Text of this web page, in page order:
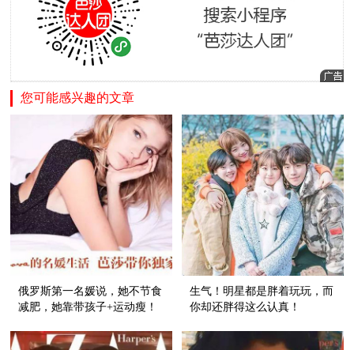
您可能感兴趣的文章
俄罗斯第一名媛说，她不节食
减肥，她靠带孩子+运动瘦！
生气！明星都是胖着玩玩，而
你却还胖得这么认真！